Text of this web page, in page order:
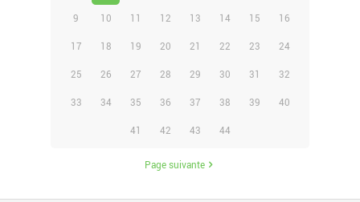
9 10 11 12 13 14 15 16
17 18 19 20 21 22 23 24
25 26 27 28 29 30 31 32
33 34 35 36 37 38 39 40
41 42 43 44
Page suivante